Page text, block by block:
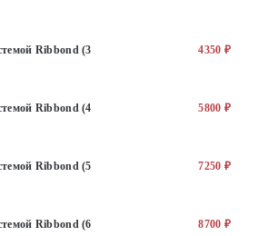
Ribbond (3
4350 ₽
Ribbond (4
5800 ₽
Ribbond (5
7250 ₽
Ribbond (6
8700 ₽